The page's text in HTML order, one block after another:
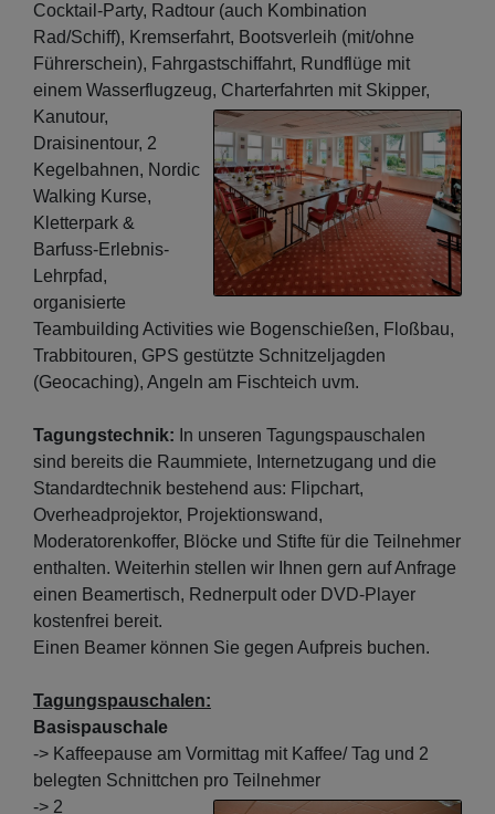
Cocktail-Party, Radtour (auch Kombination
Rad/Schiff), Kremserfahrt, Bootsverleih (mit/ohne
Führerschein), Fahrgastschiffahrt, Rundflüge mit
einem Wasserflugzeug, Charterfahrten mit Skipper,
Kanutour,
Draisinentour, 2
Kegelbahnen, Nordic
Walking Kurse,
Kletterpark &
Barfuss-Erlebnis-
Lehrpfad,
organisierte
Teambuilding Activities wie Bogenschießen, Floßbau,
Trabbitouren, GPS gestützte Schnitzeljagden
(Geocaching), Angeln am Fischteich uvm.
Tagungstechnik: In unseren Tagungspauschalen
sind bereits die Raummiete, Internetzugang und die
Standardtechnik bestehend aus: Flipchart,
Overheadprojektor, Projektionswand,
Moderatorenkoffer, Blöcke und Stifte für die Teilnehmer
enthalten. Weiterhin stellen wir Ihnen gern auf Anfrage
einen Beamertisch, Rednerpult oder DVD-Player
kostenfrei bereit.
Einen Beamer können Sie gegen Aufpreis buchen.
Tagungspauschalen:
Basispauschale
-> Kaffeepause am Vormittag mit Kaffee/ Tag und 2
belegten Schnittchen pro Teilnehmer
-> 2